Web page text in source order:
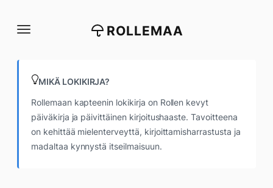
suoraan
ROLLEMAA
MIKÄ LOKIKIRJA?
Rollemaan kapteenin lokikirja on Rollen kevyt
päiväkirja ja päivittäinen kirjoitushaaste. Tavoitteena
on kehittää mielenterveyttä, kirjoittamisharrastusta ja
madaltaa kynnystä itseilmaisuun.